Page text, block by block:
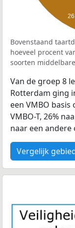
Bovenstaand
hoeveel procent
soorten
Van de groep 8
Rotterdam ging
een VMBO
VMBO-T, 26%
naar een andere
Vergelijk